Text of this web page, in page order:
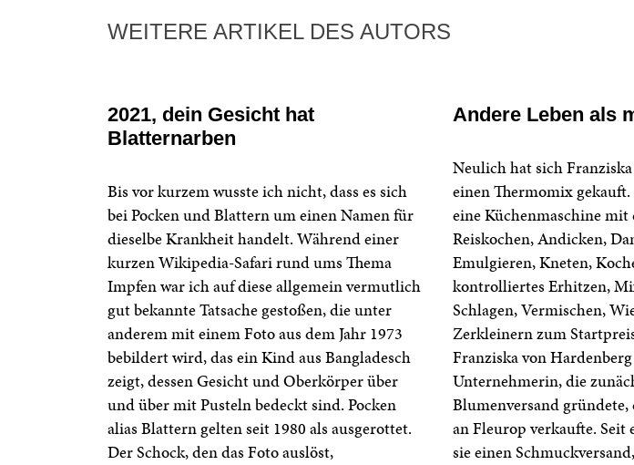
WEITERE ARTIKEL DES AUTORS
2021, dein Gesicht hat
Blatternarben
Bis vor kurzem wusste ich nicht, dass es sich
bei Pocken und Blattern um einen Namen für
dieselbe Krankheit handelt. Während einer
kurzen Wikipedia-Safari rund ums Thema
Impfen war ich auf diese allgemein vermutlich
gut bekannte Tatsache gestoßen, die unter
anderem mit einem Foto aus dem Jahr 1973
bebildert wird, das ein Kind aus Bangladesch
zeigt, dessen Gesicht und Oberkörper über
und über mit Pusteln bedeckt sind. Pocken
alias Blattern gelten seit 1980 als ausgerottet.
Der Schock, den das Foto auslöst,
Andere Leben als
Neulich hat sich
einen Thermomix
eine Küchenmaschine
Reiskochen, Andicken,
Emulgieren, Kneten,
kontrolliertes Erhitzen,
Schlagen, Vermischen,
Zerkleinern zum
Franziska von
Unternehmerin, die
Blumenversand gründete,
an Fleurop verkaufte.
sie einen